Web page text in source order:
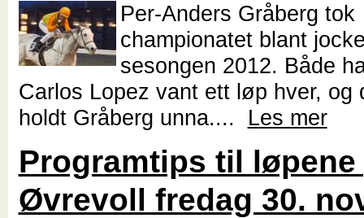
Per-Anders Gråberg tok
championatet blant
sesongen 2012. Både
Carlos Lopez vant ett løp hver, og
holdt Gråberg unna.... Les mer
Programtips til løpene
Øvrevoll fredag 30.